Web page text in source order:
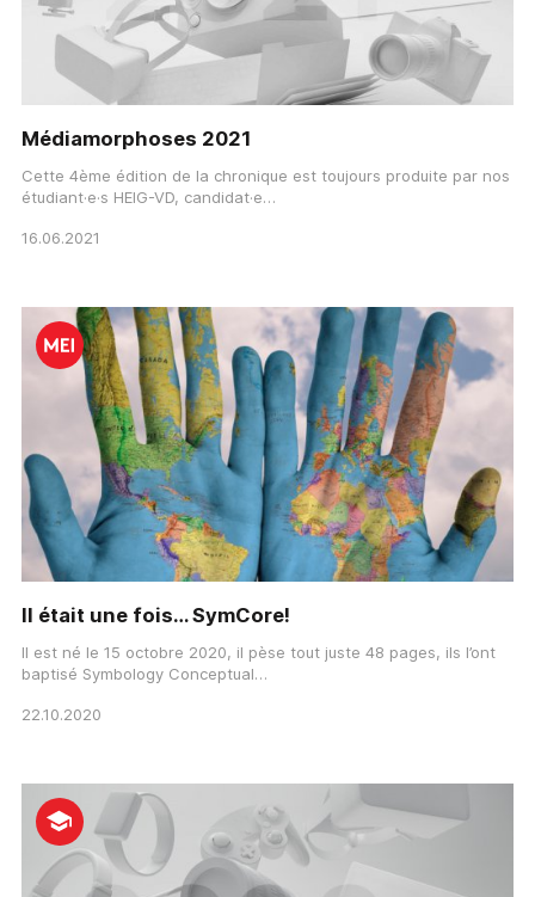
Médiamorphoses 2021
Cette 4ème édition de la chronique est toujours produite par nos
étudiant·e·s HEIG-VD, candidat·e…
16.06.2021
Il était une fois… SymCore!
Il est né le 15 octobre 2020, il pèse tout juste 48 pages, ils l’ont
baptisé Symbology Conceptual…
22.10.2020